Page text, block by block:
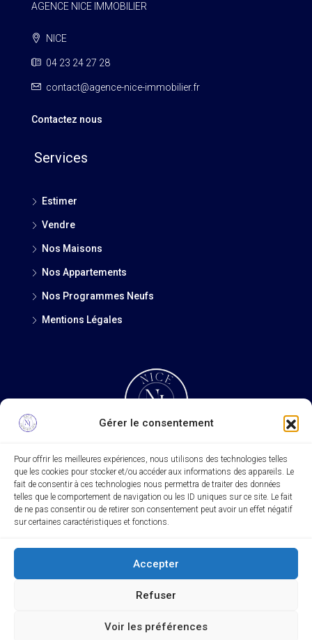
Gérer le consentement
Pour offrir les meilleures expériences, nous utilisons des technologies telles
que les cookies pour stocker et/ou accéder aux informations des appareils. Le
fait de consentir à ces technologies nous permettra de traiter des données
telles que le comportement de navigation ou les ID uniques sur ce site. Le fait
de ne pas consentir ou de retirer son consentement peut avoir un effet négatif
sur certaines caractéristiques et fonctions.
Accepter
Refuser
Voir les préférences
AGENCE NICE IMMOBILIER
NICE
04 23 24 27 28
contact@agence-nice-immobilier.fr
Contactez nous
Services
Estimer
Vendre
Nos Maisons
Nos Appartements
Nos Programmes Neufs
Mentions Légales
Rechercher
Rechercher
© Agence Nice Immobilier